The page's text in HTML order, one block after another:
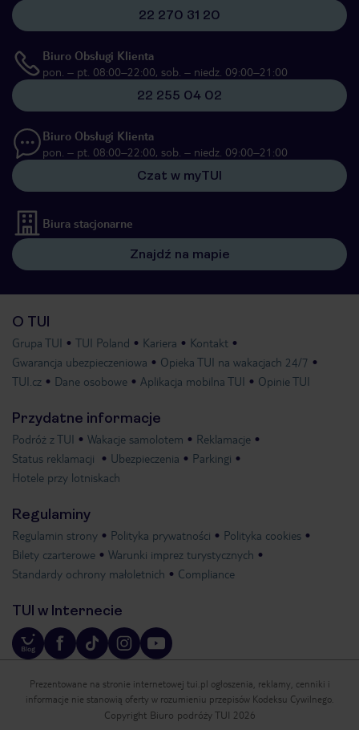
22 270 31 20
Biuro Obsługi Klienta
pon. – pt. 08:00–22:00, sob. – niedz. 09:00–21:00
22 255 04 02
Biuro Obsługi Klienta
pon. – pt. 08:00–22:00, sob. – niedz. 09:00–21:00
Czat w myTUI
Biura stacjonarne
Znajdź na mapie
O TUI
Grupa TUI TUI Poland Kariera
Kontakt
Gwarancja ubezpieczeniowa
Opieka TUI na wakacjach 24/7
TUI.cz
Dane osobowe Aplikacja mobilna TUI Opinie TUI
Przydatne informacje
Podróż z TUI Wakacje samolotem
Reklamacje
Status reklamacji
Ubezpieczenia
Parkingi
Hotele przy lotniskach
Regulaminy
Regulamin strony Polityka prywatności
Polityka cookies
Bilety czarterowe
Warunki imprez turystycznych
Standardy ochrony małoletnich
Compliance
TUI w Internecie
Prezentowane na stronie internetowej tui.pl ogłoszenia, reklamy, cenniki i
informacje nie stanowią oferty w rozumieniu przepisów Kodeksu Cywilnego.
Copyright Biuro podróży TUI 2026